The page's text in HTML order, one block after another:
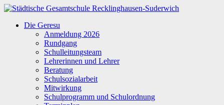
Zum
springen
Städtische
Gesamtschule
Recklinghausen-
Suderwich
Die Geresu
Anmeldung 2026
Rundgang
Schulleitungsteam
Lehrerinnen und Lehrer
Beratung
Schulsozialarbeit
Mitwirkung
Schulprogramm und Schulordnung